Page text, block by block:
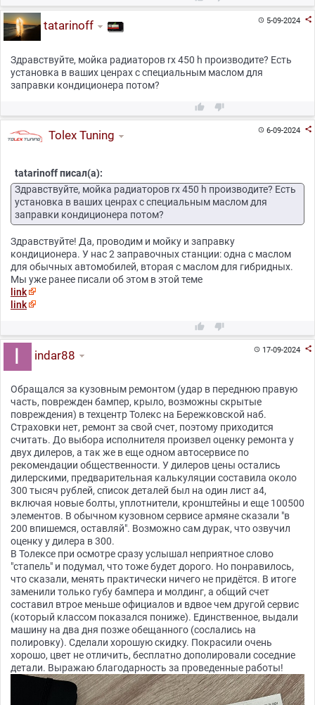
5-09-2024 
tatarinoff
Здравствуйте, мойка радиаторов rx 450 h производите? Есть
установка в ваших ценрах с специальным маслом для
заправки кондиционера потом?
 
6-09-2024 
Tolex Tuning
tatarinoff писал(а):
Здравствуйте, мойка радиаторов rx 450 h производите? Есть
установка в ваших ценрах с специальным маслом для
заправки кондиционера потом?
Здравствуйте! Да, проводим и мойку и заправку
кондиционера. У нас 2 заправочных станции: одна с маслом
для обычных автомобилей, вторая с маслом для гибридных.
Мы уже ранее писали об этом в этой теме
link
link
 
17-09-2024 
indar88
Обращался за кузовным ремонтом (удар в переднюю правую
часть, поврежден бампер, крыло, возможны скрытые
повреждения) в техцентр Толекс на Бережковской наб.
Страховки нет, ремонт за свой счет, поэтому приходится
считать. До выбора исполнителя произвел оценку ремонта у
двух дилеров, а так же в еще одном автосервисе по
рекомендации общественности. У дилеров цены остались
дилерскими, предварительная калькуляции составила около
300 тысяч рублей, список деталей был на один лист а4,
включая новые болты, уплотнители, кронштейны и еще 100500
элементов. В обычном кузовном сервисе армяне сказали "в
200 впишемся, оставляй". Возможно сам дурак, что озвучил
оценку у дилера в 300.
В Толексе при осмотре сразу услышал неприятное слово
"стапель" и подумал, что тоже будет дорого. Но понравилось,
что сказали, менять практически ничего не придётся. В итоге
заменили только губу бампера и молдинг, а общий счет
составил втрое меньше официалов и вдвое чем другой сервис
(который классом показался пониже). Единственное, выдали
машину на два дня позже обещанного (сослались на
полировку). Сделали хорошую скидку. Покрасили очень
хорошо, цвет не отличить, бесплатно дополировали соседние
детали. Выражаю благодарность за проведенные работы!